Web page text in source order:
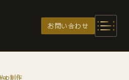
お問い合わせ
制作